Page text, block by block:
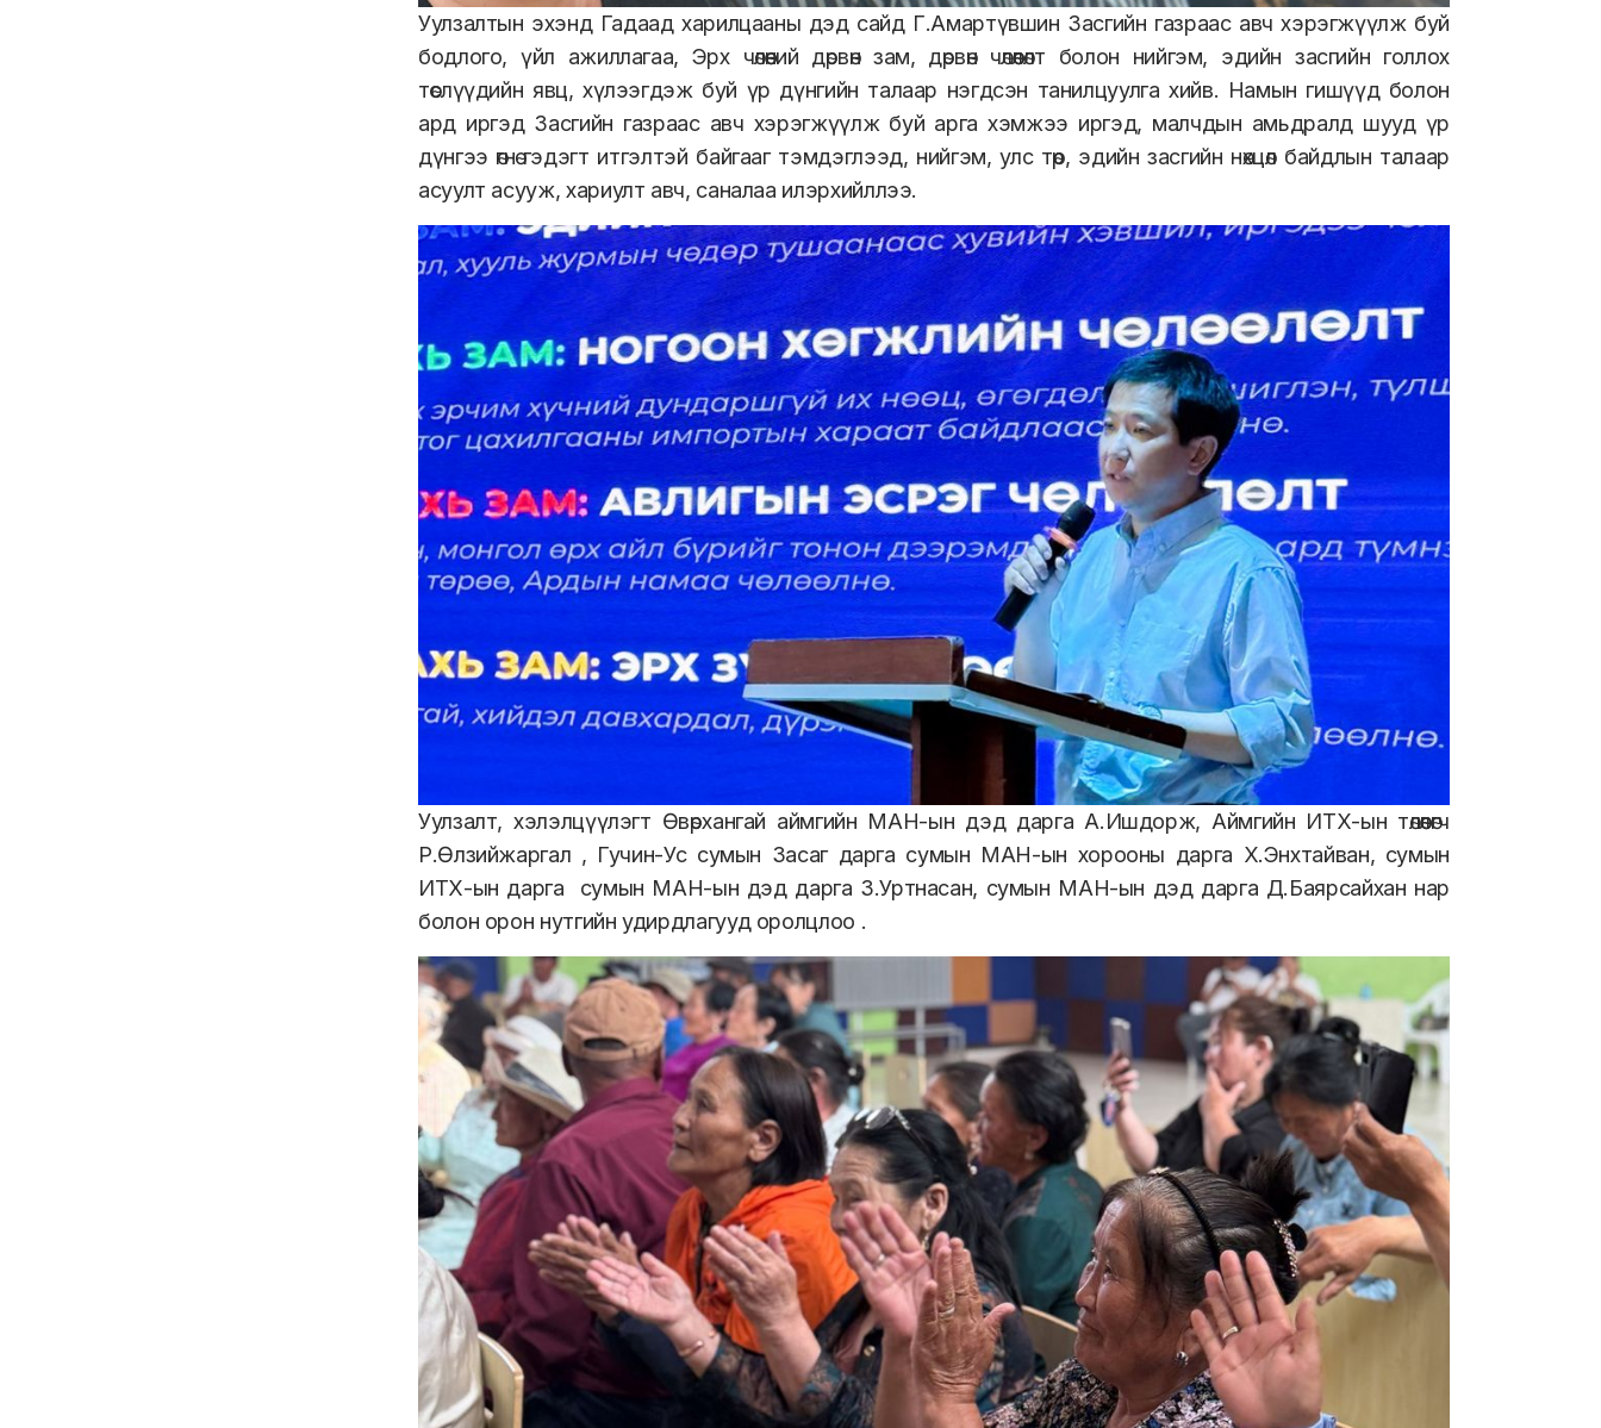
Уулзалтын эхэнд Гадаад харилцааны дэд сайд Г.Амартүвшин Засгийн газраас авч хэрэгжүүлж буй
бодлого, үйл ажиллагаа, Эрх чөлөөний дөрвөн зам, дөрвөн чөлөөлөлт болон нийгэм, эдийн засгийн голлох
төслүүдийн явц, хүлээгдэж буй үр дүнгийн талаар нэгдсэн танилцуулга хийв. Намын гишүүд болон
ард иргэд Засгийн газраас авч хэрэгжүүлж буй арга хэмжээ иргэд, малчдын амьдралд шууд үр
дүнгээ өгнө гэдэгт итгэлтэй байгааг тэмдэглээд, нийгэм, улс төр, эдийн засгийн нөхцөл байдлын талаар
асуулт асууж, хариулт авч, саналаа илэрхийллээ.
Уулзалт, хэлэлцүүлэгт Өвөрхангай аймгийн МАН-ын дэд дарга А.Ишдорж, Аймгийн ИТХ-ын төлөөлөгч
Р.Өлзийжаргал , Гучин-Ус сумын Засаг дарга сумын МАН-ын хорооны дарга Х.Энхтайван, сумын
ИТХ-ын дарга
сумын МАН-ын дэд дарга З.Уртнасан, сумын МАН-ын дэд дарга Д.Баярсайхан нар
болон орон нутгийн удирдлагууд оролцлоо .